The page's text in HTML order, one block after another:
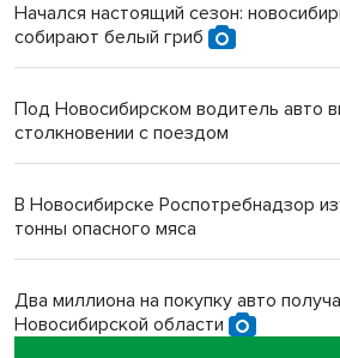
Начался настоящий сезон:
собирают белый гриб
Под Новосибирском водитель авто
столкновении с поездом
В Новосибирске Роспотребнадзор
тонны опасного мяса
Два миллиона на покупку авто
Новосибирской области